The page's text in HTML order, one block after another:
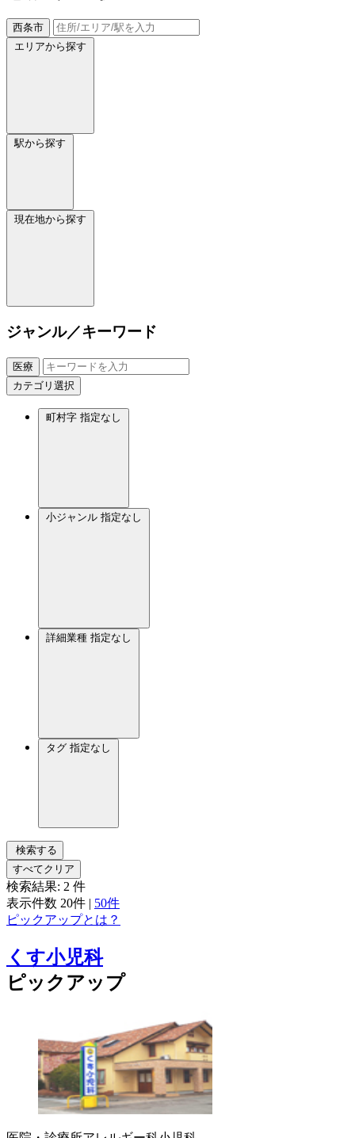
西条市
エリアから探す
駅から探す
現在地から探す
ジャンル／キーワード
医療
カテゴリ選択
町村字 指定なし
小ジャンル 指定なし
詳細業種 指定なし
タグ 指定なし
検索する
すべてクリア
検索結果: 2 件
表示件数 20件 | 50件
ピックアップとは？
くす小児科
ピックアップ